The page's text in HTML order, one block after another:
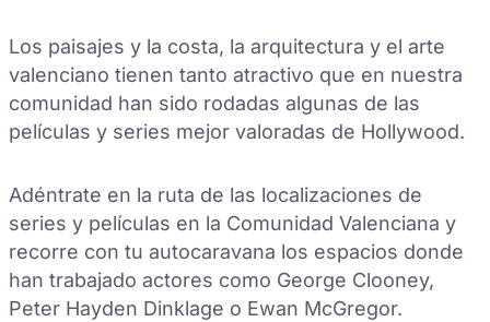
Los paisajes y la costa, la arquitectura y el arte
valenciano tienen tanto atractivo que en nuestra
comunidad han sido rodadas algunas de las
películas y series mejor valoradas de Hollywood.
Adéntrate en la ruta de las localizaciones de
series y películas en la Comunidad Valenciana y
recorre con tu autocaravana los espacios donde
han trabajado actores como George Clooney,
Peter Hayden Dinklage o Ewan McGregor.